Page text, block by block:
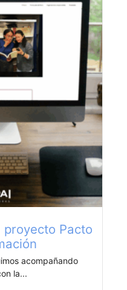
Pacto
acompañando
la...